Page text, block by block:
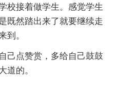
校接着做学生。感觉学生
既然踏出来了就要继续走
到。
己点赞赏，多给自己鼓鼓
道的。